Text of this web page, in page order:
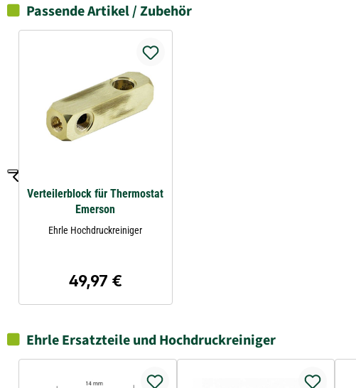
Passende Artikel / Zubehör
Verteilerblock für Thermostat
Emerson
Ehrle Hochdruckreiniger
Regulärer Preis:
49,97 €
Ehrle Ersatzteile und Hochdruckreiniger